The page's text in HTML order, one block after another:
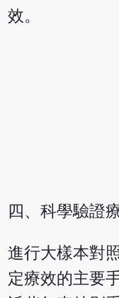
效。
四、科學驗證
進行大樣本對
定療效的主要